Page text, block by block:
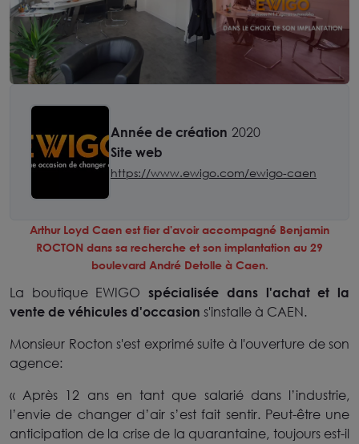
Année de création 2020
Site web
https://www.ewigo.com/ewigo-caen
Arthur Loyd Caen est fier d'avoir accompagné Benjamin
ROCTON dans sa recherche et son implantation au 29
boulevard André Detolle à Caen.
La boutique EWIGOspécialisée dans l'achat et la
vente de véhicules d'occasion s'installe à CAEN.
Monsieur Rocton s'est exprimé suite à l'ouverture de son
agence:
« Après 12 ans en tant que salarié dans l’industrie,
l’envie de changer d’air s’est fait sentir. Peut-être une
anticipation de la crise de la quarantaine, toujours est-il